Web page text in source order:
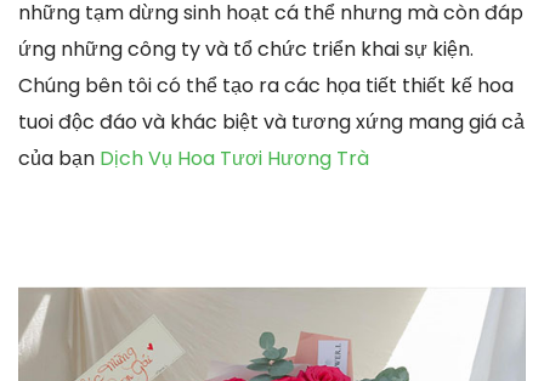
những tạm dừng sinh hoạt cá thể nhưng mà còn đáp
ứng những công ty và tổ chức triển khai sự kiện.
Chúng bên tôi có thể tạo ra các họa tiết thiết kế hoa
tuoi độc đáo và khác biệt và tương xứng mang giá cả
của bạn Dịch Vụ Hoa Tươi Hương Trà